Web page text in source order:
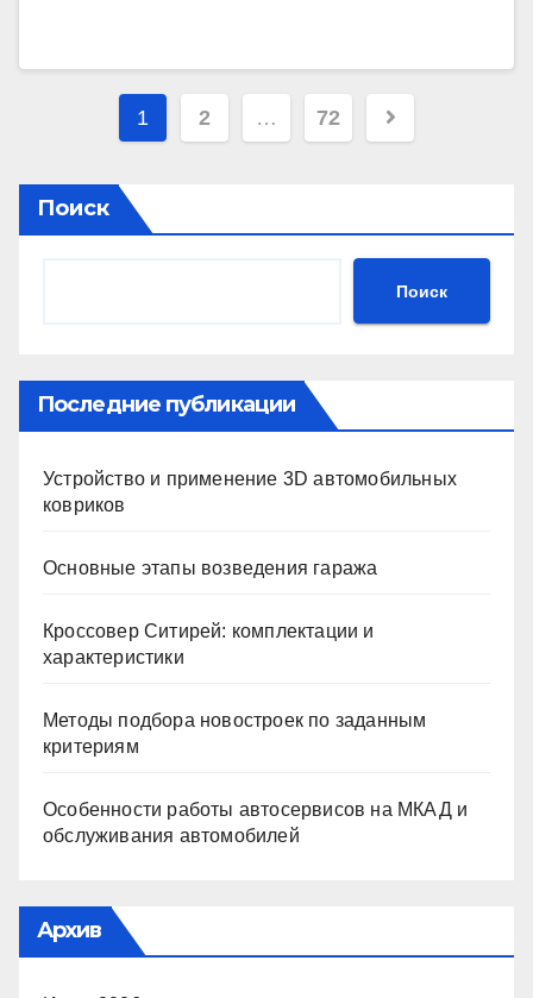
Пагинация
1 2 … 72
Поиск
Поиск
Последние публикации
Устройство и применение 3D автомобильных
ковриков
Основные этапы возведения гаража
Кроссовер Ситирей: комплектации и
характеристики
Методы подбора новостроек по заданным
критериям
Особенности работы автосервисов на МКАД и
обслуживания автомобилей
Архив